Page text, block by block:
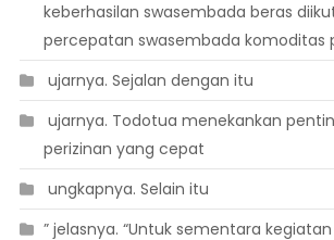
keberhasilan swasembada beras
percepatan swasembada komoditas
 ujarnya. Sejalan dengan itu
 ujarnya. Todotua menekankan
perizinan yang cepat
 ungkapnya. Selain itu
” jelasnya. “Untuk sementara